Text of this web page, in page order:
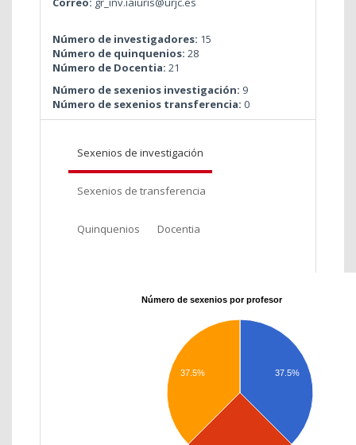
Número de investigadores: 15
Número de quinquenios: 28
Número de Docentia: 21
Número de sexenios investigación: 9
Número de sexenios transferencia: 0
Sexenios de investigación
Sexenios de transferencia
Quinquenios Docentia
Número de sexenios por profesor
37.5%
37.5%